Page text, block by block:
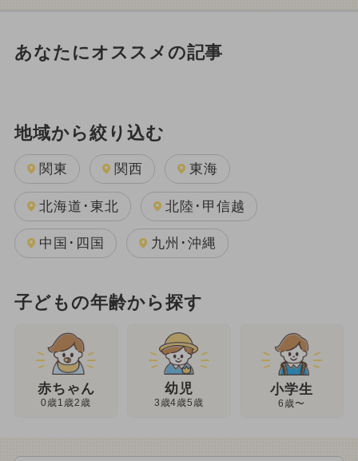
あなたにオススメの記事
地域から絞り込む
関東 関西 東海
北海道･東北 北陸･甲信越
中国･四国 九州･沖縄
子どもの年齢から探す
赤ちゃん
0歳1歳2歳
幼児
3歳4歳5歳
小学生
6歳〜